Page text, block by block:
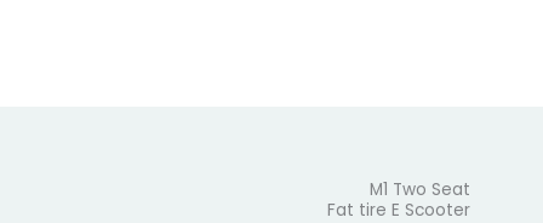
M1 Two Seat
Fat tire E Scooter